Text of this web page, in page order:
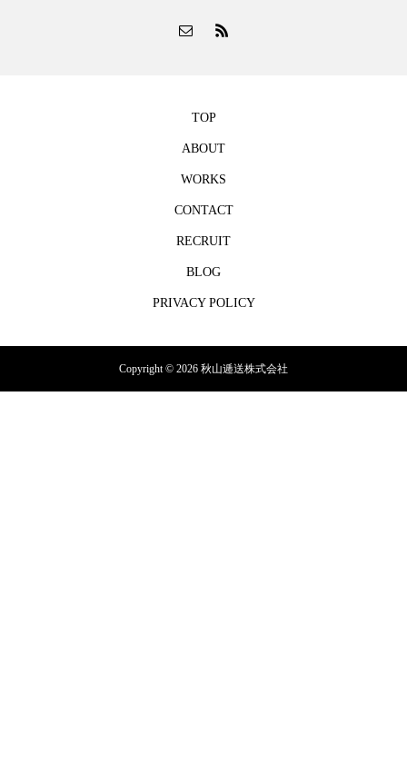
TOP
ABOUT
WORKS
CONTACT
RECRUIT
BLOG
PRIVACY POLICY
Copyright © 2026 秋山逓送株式会社